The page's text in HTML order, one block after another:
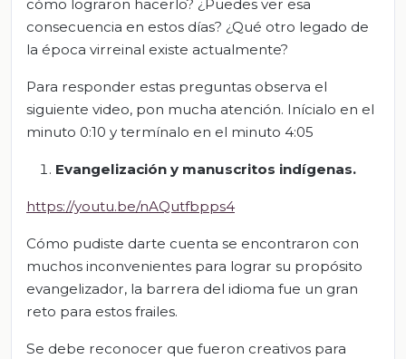
cómo lograron hacerlo? ¿Puedes ver esa
consecuencia en estos días? ¿Qué otro legado de
la época virreinal existe actualmente?
Para responder estas preguntas observa el
siguiente video, pon mucha atención. Inícialo en el
minuto 0:10 y termínalo en el minuto 4:05
Evangelización y manuscritos indígenas.
https://youtu.be/nAQutfbpps4
Cómo pudiste darte cuenta se encontraron con
muchos inconvenientes para lograr su propósito
evangelizador, la barrera del idioma fue un gran
reto para estos frailes.
Se debe reconocer que fueron creativos para